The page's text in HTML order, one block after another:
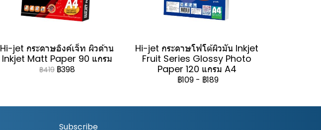
Hi-jet กระดาษอิงค์เจ็ท ผิวด้าน
Inkjet Matt Paper 90 แกรม
฿419 ฿398
Hi-jet กระดาษโฟโต้ผิวมัน Inkjet
Fruit Series Glossy Photo
Paper 120 แกรม A4
฿109 - ฿189
Subscribe